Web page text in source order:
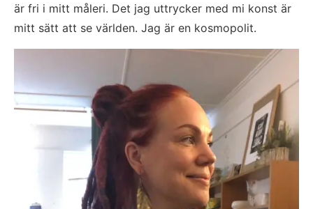
är fri i mitt måleri. Det jag uttrycker med mi konst är
mitt sätt att se världen. Jag är en kosmopolit.